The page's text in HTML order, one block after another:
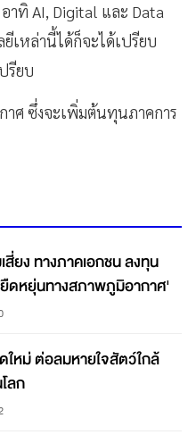
าทิ AI, Digital และ Data
ยีเหล่านี้ได้ก็จะได้เปรียบ
รียบ
ศ ซึ่งจะเพิ่มต้นทุนภาคการ
สี่ยง ทางภาคเอกชน ลงทุน
ดหยุ่นทางสภาพภูมิอากาศ'
ใหม่ ต่อลมหายใจสัตว์ใกล้
ลก